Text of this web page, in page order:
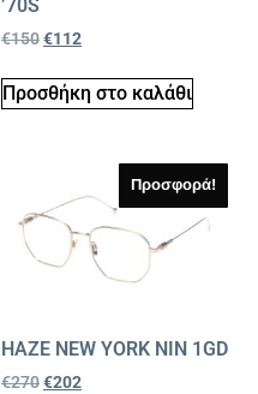
’70S
€150€112
Προσθήκη στο καλάθι
Προσφορά!
HAZE NEW YORK NIN 1GD
€270€202